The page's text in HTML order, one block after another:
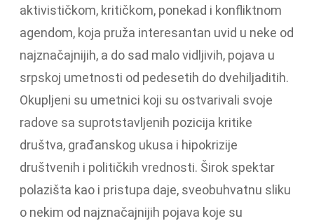
aktivističkom, kritičkom, ponekad i konfliktnom
agendom, koja pruža interesantan uvid u neke od
najznačajnijih, a do sad malo vidljivih, pojava u
srpskoj umetnosti od pedesetih do dvehiljaditih.
Okupljeni su umetnici koji su ostvarivali svoje
radove sa suprotstavljenih pozicija kritike
društva, građanskog ukusa i hipokrizije
društvenih i političkih vrednosti. Širok spektar
polazišta kao i pristupa daje, sveobuhvatnu sliku
o nekim od najznačajnijih pojava koje su